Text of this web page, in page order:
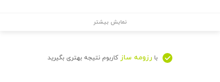
نمایش بیشتر
با رزومه ساز کاربوم نتیجه بهتری بگیرید